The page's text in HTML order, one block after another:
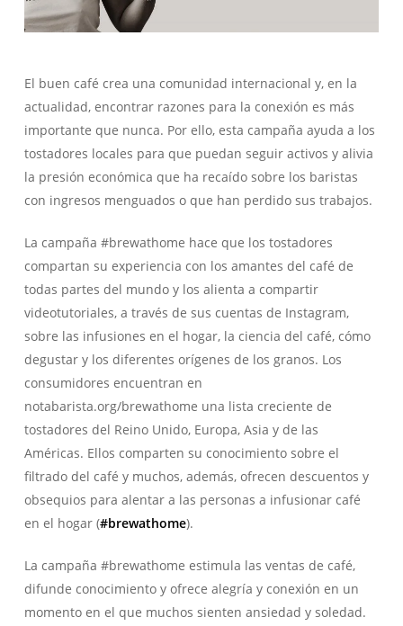
El buen café crea una comunidad internacional y, en la
actualidad, encontrar razones para la conexión es más
importante que nunca. Por ello, esta campaña ayuda a los
tostadores locales para que puedan seguir activos y alivia
la presión económica que ha recaído sobre los baristas
con ingresos menguados o que han perdido sus trabajos.
La campaña #brewathome hace que los tostadores
compartan su experiencia con los amantes del café de
todas partes del mundo y los alienta a compartir
videotutoriales, a través de sus cuentas de Instagram,
sobre las infusiones en el hogar, la ciencia del café, cómo
degustar y los diferentes orígenes de los granos. Los
consumidores encuentran en
notabarista.org/brewathome una lista creciente de
tostadores del Reino Unido, Europa, Asia y de las
Américas. Ellos comparten su conocimiento sobre el
filtrado del café y muchos, además, ofrecen descuentos y
obsequios para alentar a las personas a infusionar café
en el hogar (#brewathome).
La campaña #brewathome estimula las ventas de café,
difunde conocimiento y ofrece alegría y conexión en un
momento en el que muchos sienten ansiedad y soledad.